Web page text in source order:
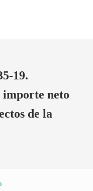
CNAE
19.
importe neto
de la